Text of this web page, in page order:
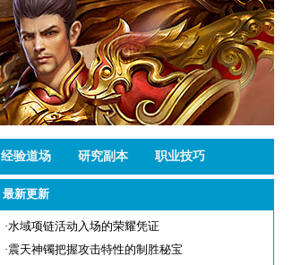
经验道场 研究副本 职业技巧
最新更新
·水域项链活动入场的荣耀凭证
·震天神镯把握攻击特性的制胜秘宝